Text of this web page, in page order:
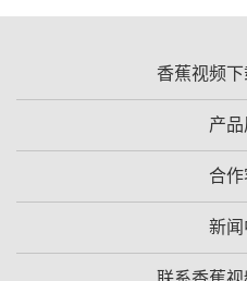
香蕉视频
产
合作
新